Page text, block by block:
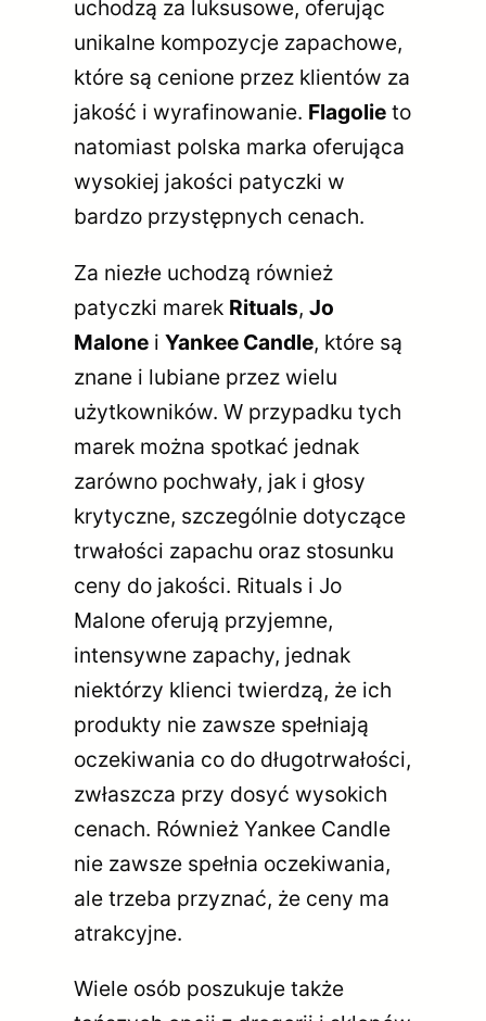
uchodzą za luksusowe, oferując
unikalne kompozycje zapachowe,
które są cenione przez klientów za
jakość i wyrafinowanie. Flagolie to
natomiast polska marka oferująca
wysokiej jakości patyczki w
bardzo przystępnych cenach.
Za niezłe uchodzą również
patyczki marek Rituals, Jo
Malone i Yankee Candle, które są
znane i lubiane przez wielu
użytkowników. W przypadku tych
marek można spotkać jednak
zarówno pochwały, jak i głosy
krytyczne, szczególnie dotyczące
trwałości zapachu oraz stosunku
ceny do jakości. Rituals i Jo
Malone oferują przyjemne,
intensywne zapachy, jednak
niektórzy klienci twierdzą, że ich
produkty nie zawsze spełniają
oczekiwania co do długotrwałości,
zwłaszcza przy dosyć wysokich
cenach. Również Yankee Candle
nie zawsze spełnia oczekiwania,
ale trzeba przyznać, że ceny ma
atrakcyjne.
Wiele osób poszukuje także